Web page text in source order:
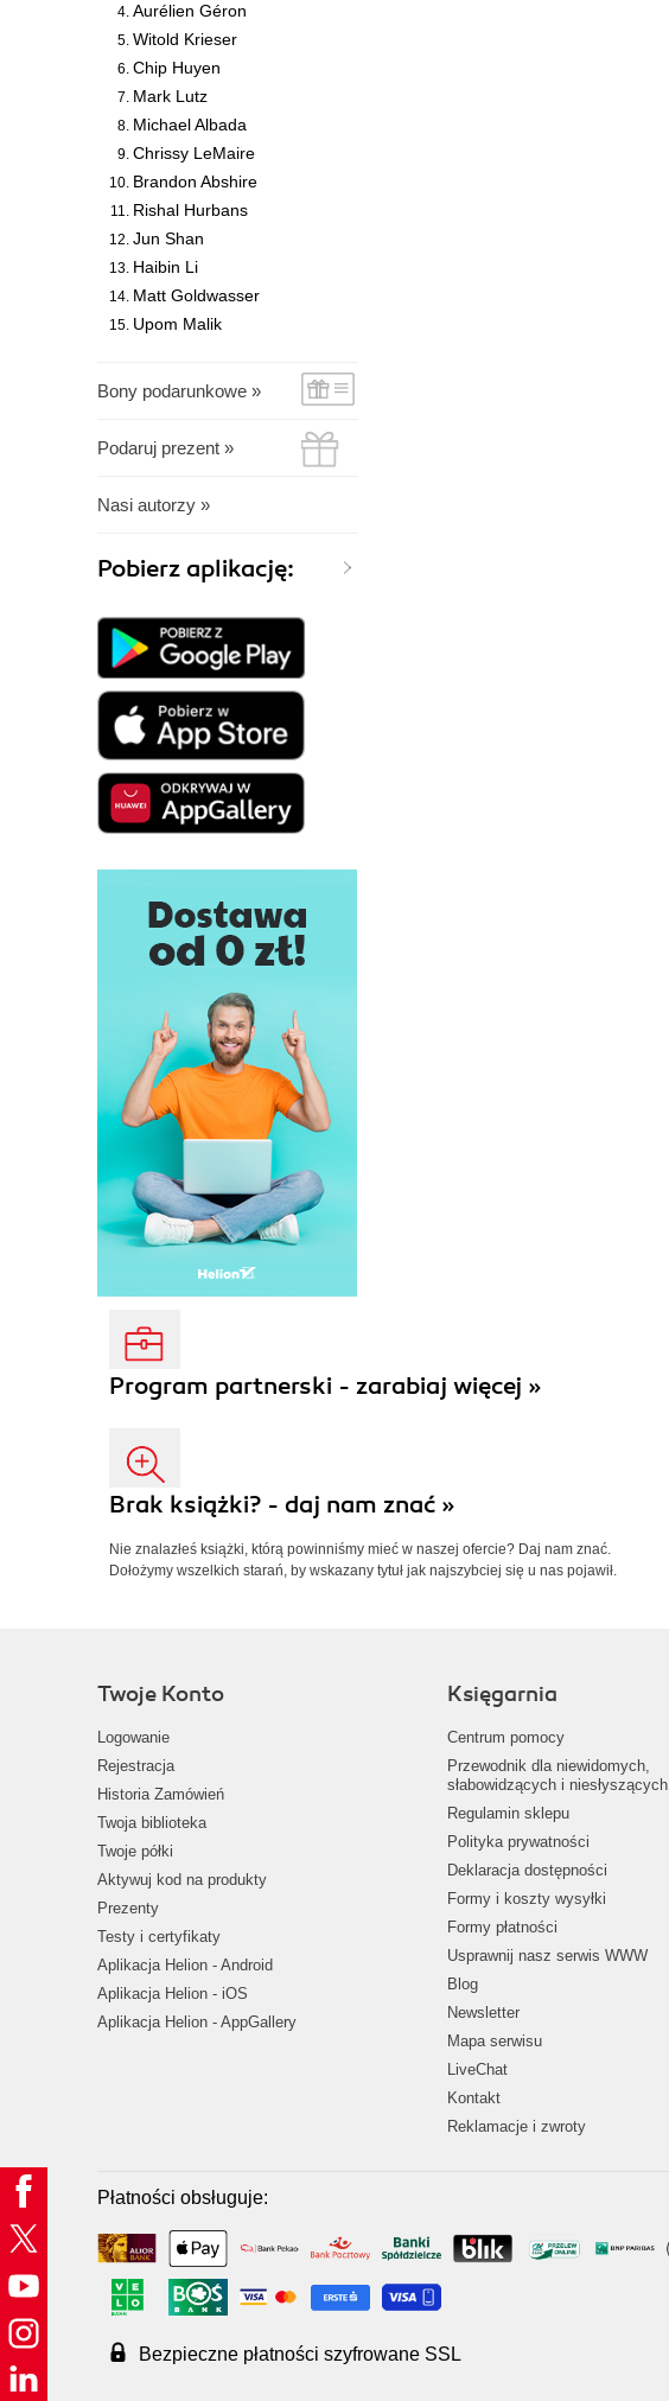
Aurélien Géron
Witold Krieser
Chip Huyen
Mark Lutz
Michael Albada
Chrissy LeMaire
Brandon Abshire
Rishal Hurbans
Jun Shan
Haibin Li
Matt Goldwasser
Upom Malik
Bony podarunkowe »
Podaruj prezent »
Nasi autorzy »
Pobierz aplikację:
Program partnerski - zarabiaj więcej »
Brak książki? - daj nam znać »
Nie znalazłeś książki, którą powinniśmy mieć w naszej ofercie? Daj nam znać.
Dołożymy wszelkich starań, by wskazany tytuł jak najszybciej się u nas pojawił.
Twoje Konto
Logowanie
Rejestracja
Historia Zamówień
Twoja biblioteka
Twoje półki
Aktywuj kod na produkty
Prezenty
Testy i certyfikaty
Aplikacja Helion - Android
Aplikacja Helion - iOS
Aplikacja Helion - AppGallery
Księgarnia
Centrum pomocy
Przewodnik dla niewidomych,
słabowidzących i niesłyszących
Regulamin sklepu
Polityka prywatności
Deklaracja dostępności
Formy i koszty wysyłki
Formy płatności
Usprawnij nasz serwis WWW
Blog
Newsletter
Mapa serwisu
LiveChat
Kontakt
Reklamacje i zwroty
Płatności obsługuje:
Bezpieczne płatności szyfrowane SSL